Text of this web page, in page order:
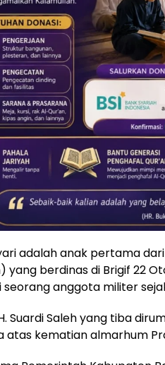
adalah anak pertama
yang berdinas di Brigif 22
anggota militer
Suardi Saleh yang tiba
atas kematian almarhum